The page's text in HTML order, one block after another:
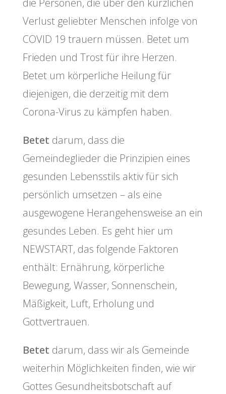
die Personen, die über den kürzlichen
Verlust geliebter Menschen infolge von
COVID 19 trauern müssen. Betet um
Frieden und Trost für ihre Herzen.
Betet um körperliche Heilung für
diejenigen, die derzeitig mit dem
Corona-Virus zu kämpfen haben.
Betet darum, dass die
Gemeindeglieder die Prinzipien eines
gesunden Lebensstils aktiv für sich
persönlich umsetzen – als eine
ausgewogene Herangehensweise an ein
gesundes Leben. Es geht hier um
NEWSTART, das folgende Faktoren
enthält: Ernährung, körperliche
Bewegung, Wasser, Sonnenschein,
Mäßigkeit, Luft, Erholung und
Gottvertrauen.
Betet darum, dass wir als Gemeinde
weiterhin Möglichkeiten finden, wie wir
Gottes Gesundheitsbotschaft auf